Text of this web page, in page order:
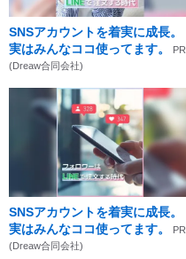
SNSアカウントを着実に成長。
実はみんなココ使ってます。
PR
(Dreaw合同会社)
SNSアカウントを着実に成長。
実はみんなココ使ってます。
PR
(Dreaw合同会社)